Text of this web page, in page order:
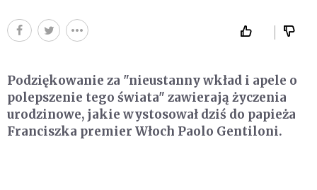
Podziękowanie za "nieustanny wkład i apele o
polepszenie tego świata" zawierają życzenia
urodzinowe, jakie wystosował dziś do papieża
Franciszka premier Włoch Paolo Gentiloni.